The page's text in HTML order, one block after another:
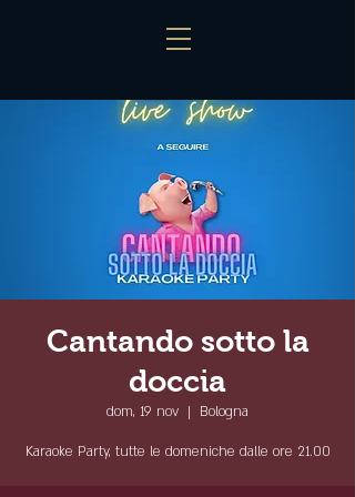
Cantando sotto la
doccia
dom, 19 nov
  |
Bologna
Karaoke Party, tutte le domeniche dalle ore 21.00